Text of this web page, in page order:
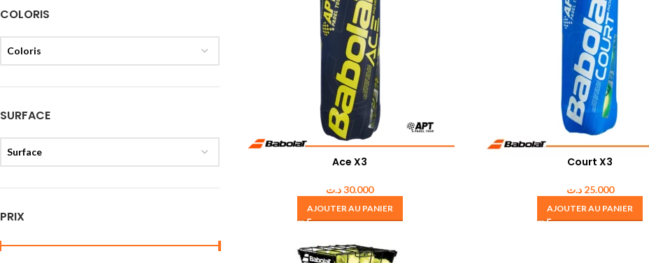
COLORIS
Coloris
SURFACE
Surface
PRIX
Ace X3
30.000د.ت
AJOUTER AU PANIER
Court X3
25.000 د.ت
AJOUTER AU PANIER